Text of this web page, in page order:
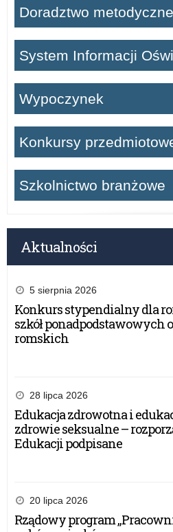
Doradztwo metodyczne
System Informacji
Wypoczynek
Konkursy
Szkolnictwo branżowe
Aktualności
5 sierpnia 2026
Konkurs stypendialny dla
szkół ponadpodstawowych
romskich
28 lipca 2026
Edukacja zdrowotna i
zdrowie seksualne –
Edukacji podpisane
20 lipca 2026
Rządowy program